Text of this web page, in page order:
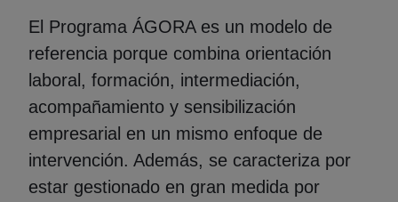
El Programa ÁGORA es un modelo de
referencia porque combina orientación
laboral, formación, intermediación,
acompañamiento y sensibilización
empresarial en un mismo enfoque de
intervención. Además, se caracteriza por
estar gestionado en gran medida por